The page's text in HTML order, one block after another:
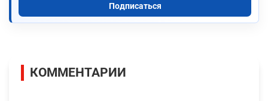
Подписаться
КОММЕНТАРИИ